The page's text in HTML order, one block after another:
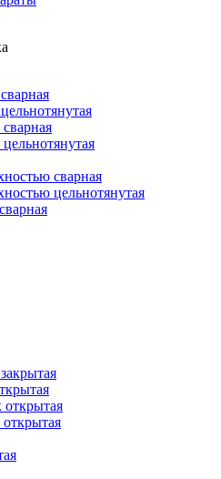
сварная
цельнотянутая